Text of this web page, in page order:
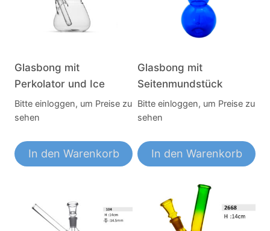
Glasbong mit
Perkolator und Ice
Bitte einloggen, um Preise zu
sehen
In den Warenkorb
Glasbong mit
Seitenmundstück
Bitte einloggen, um Preise zu
sehen
In den Warenkorb